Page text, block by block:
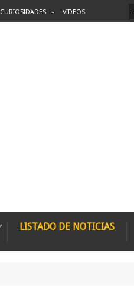
CURIOSIDADES VIDEOS
LISTADO DE NOTICIAS